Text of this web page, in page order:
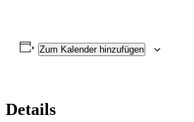
Zum Kalender hinzufügen
Details